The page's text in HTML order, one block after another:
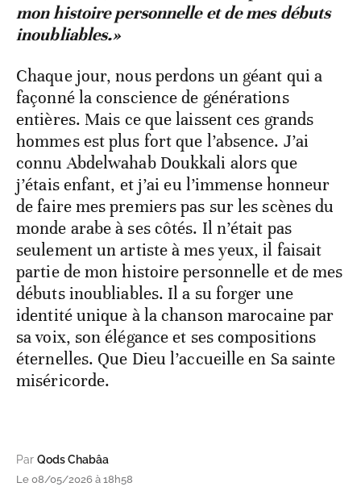
mon histoire personnelle et de mes débuts
inoubliables.»
​Chaque jour, nous perdons un géant qui a
façonné la conscience de générations
entières. Mais ce que laissent ces grands
hommes est plus fort que l’absence. J’ai
connu Abdelwahab Doukkali alors que
j’étais enfant, et j’ai eu l’immense honneur
de faire mes premiers pas sur les scènes du
monde arabe à ses côtés. Il n’était pas
seulement un artiste à mes yeux, il faisait
partie de mon histoire personnelle et de mes
débuts inoubliables. Il a su forger une
identité unique à la chanson marocaine par
sa voix, son élégance et ses compositions
éternelles. Que Dieu l’accueille en Sa sainte
miséricorde.
Par Qods Chabâa
Le 08/05/2026 à 18h58